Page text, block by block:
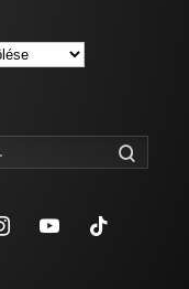
youtube tiktok